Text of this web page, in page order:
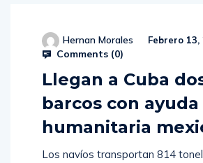
Hernan Morales Febrero 13,
Comments (0)
Llegan a Cuba
barcos con ayuda
humanitaria
Los navíos transportan 814